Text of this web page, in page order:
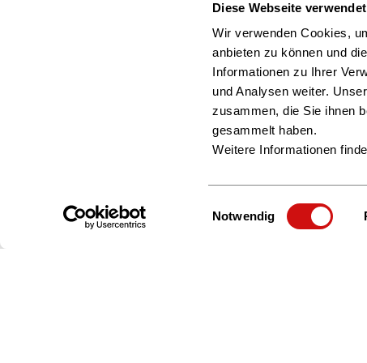
Diese Webseite
Wir verwenden Cookies,
anbieten zu können und
Informationen zu Ihrer
und Analysen weiter.
zusammen, die Sie ihnen
gesammelt haben.
Weitere Informationen
Einwilligungsauswahl
Notwendig